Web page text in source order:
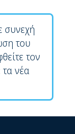
συνεχή
του
τον
τα νέα